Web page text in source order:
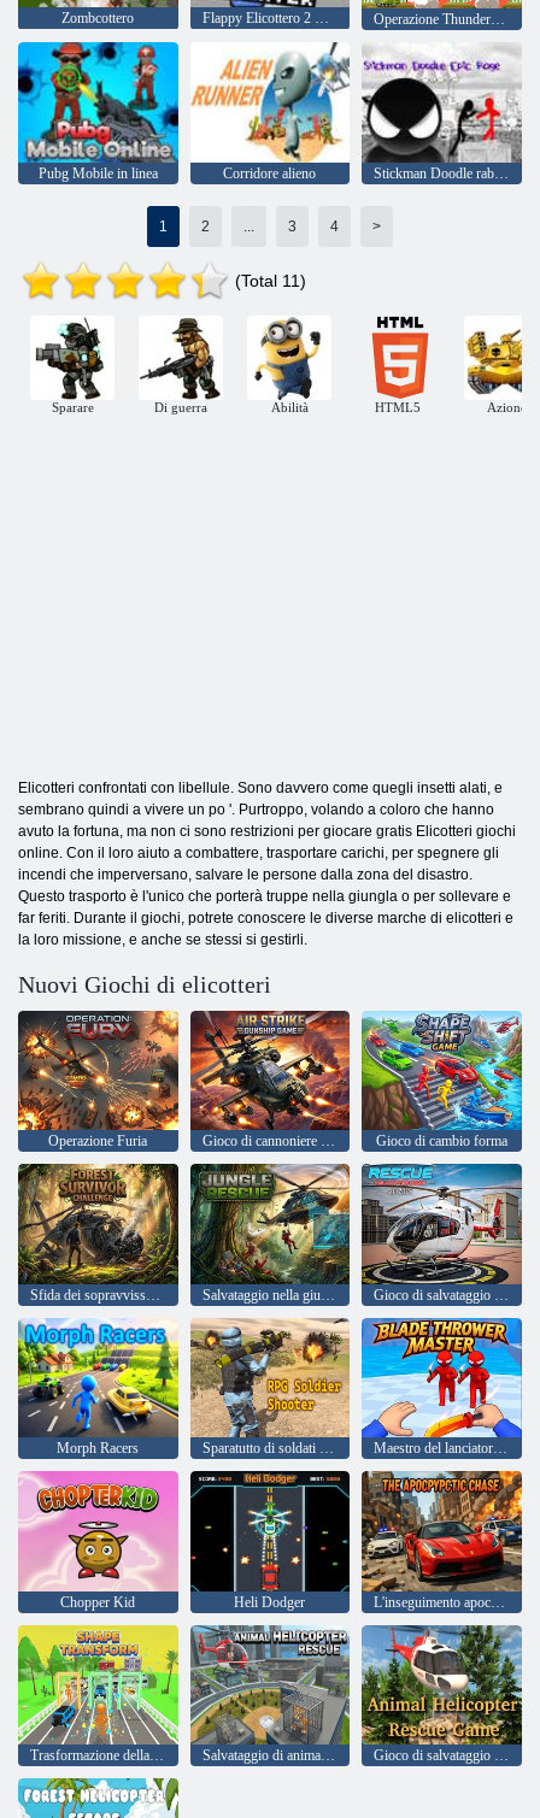
Zombcottero Flappy Elicottero 2 Giocatori Operazione Thunderstrike
Pubg Mobile in linea Corridore alieno
1 2 3 4 >
(Total 11)
Sparare Di guerra Abilità HTML5 Azione
Elicotteri confrontati con libellule. Sono davvero come quegli insetti alati, e
sembrano quindi a vivere un po '. Purtroppo, volando a coloro che hanno
avuto la fortuna, ma non ci sono restrizioni per giocare gratis Elicotteri giochi
online. Con il loro aiuto a combattere, trasportare carichi, per spegnere gli
incendi che imperversano, salvare le persone dalla zona del disastro.
Questo trasporto è l'unico che porterà truppe nella giungla o per sollevare e
far feriti. Durante il giochi, potrete conoscere le diverse marche di elicotteri e
la loro missione, e anche se stessi si gestirli.
Nuovi Giochi di elicotteri
Operazione Furia Gioco di cannoniere da attacco aereo Gioco di cambio forma
Morph Racers Sparatutto di soldati GDR Maestro del lanciatore di lame
Chopper Kid Heli Dodger
Trasformazione della forma Salvataggio di animali in elicottero Gioco di salvataggio in elicottero per animali